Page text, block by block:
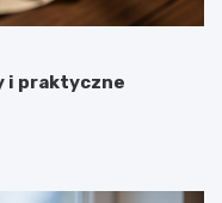
i praktyczne